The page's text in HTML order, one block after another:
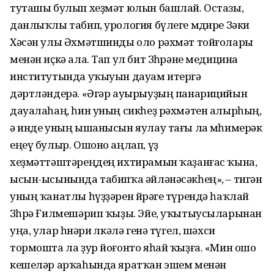
туташы булып хеҙмәт юлын башлай. Остазы,
данлыҡлы табип, урология бүлеге мөдире Зәки
Хәсән улы Әхмәтшинды оло рәхмәт тойғолары
менән иҫкә ала. Тап ул бит Зөһрәне медицина
институтында уҡыуын дауам итергә
дәртләндерә. «Әгәр ауырыуҙың панарицийын
дауалаһаң, һин уның сикһеҙ рәхмәтен алырһың,
ә инде уның ышанысын яулау тағы ла мөһимерәк
еңеү булыр. Ошоно аңлап, үҙ
хеҙмәттәштәреңдең ихтирамын ҡаҙанғас ҡына,
ысын-ысынында табипҡа әйләнәсәкһең», – тигән
уның ҡанатлы һүҙҙәрен йөрәге түрендә һаҡлай
Зөһрә Ғилмешәрип ҡыҙы. Эйе, уҡытыусыларынан
уңа, улар һөнәри өлкәлә генә түгел, шәхси
тормошта ла ҙур йоғонто яһай ҡыҙға. «Мин ошо
кешеләр арҡаһында яратҡан эшем менән